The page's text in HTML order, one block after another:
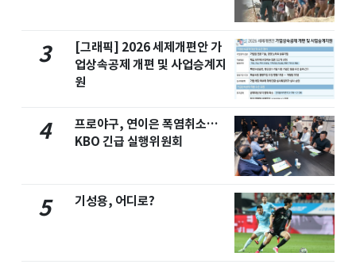
3
[그래픽] 2026 세제개편안 가
업상속공제 개편 및 사업승계지
원
4
프로야구, 연이은 폭염취소…
KBO 긴급 실행위원회
5 기성용, 어디로?